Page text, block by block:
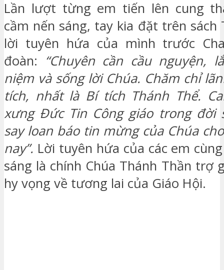
Lần lượt từng em tiến lên cung
cầm nến sáng, tay kia đặt trên sách
lời tuyên hứa của mình trước
đoàn: “Chuyên cần cầu nguyện,
niệm và sống lời Chúa. Chăm chỉ
tích, nhất là Bí tích Thánh Thể.
xưng Đức Tin Công giáo trong đời
say loan báo tin mừng của Chúa
nay”. Lời tuyên hứa của các em
sáng là chính Chúa Thánh Thần trợ
hy vọng về tương lai của Giáo Hội.